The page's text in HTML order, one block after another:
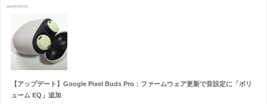
2022年8月4日
【アップデート】Google Pixel Buds Pro：ファームウェア更新で音設定に「ボリ
ューム EQ」追加